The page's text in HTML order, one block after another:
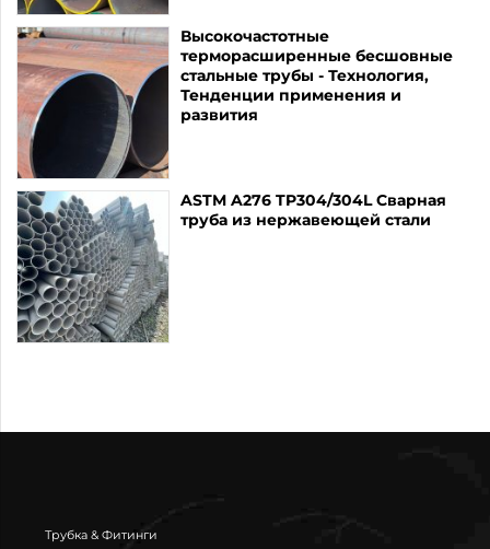
Высокочастотные
терморасширенные бесшовные
стальные трубы - Технология,
Тенденции применения и
развития
ASTM A276 TP304/304L Сварная
труба из нержавеющей стали
Трубка & Фитинги